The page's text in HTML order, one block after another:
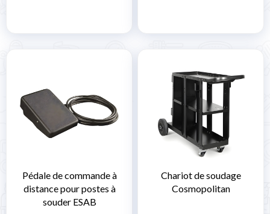
Pédale de commande à
distance pour postes à
souder ESAB
Chariot de soudage
Cosmopolitan